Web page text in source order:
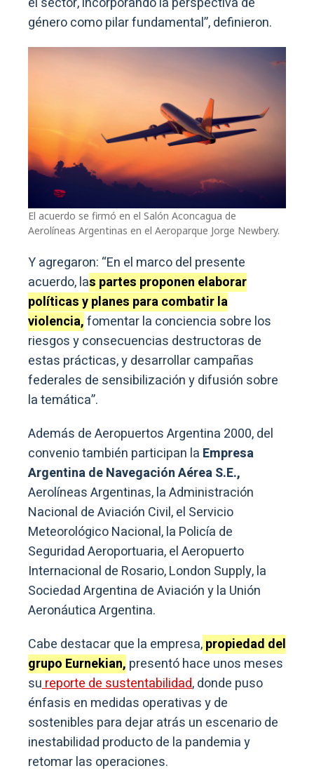
género como pilar fundamental”, definieron.
El acuerdo se firmó en el Salón Aconcagua de
Aerolíneas Argentinas en el Aeroparque Jorge Newbery.
Y agregaron: “En el marco del presente
acuerdo, las partes proponen elaborar
políticas y planes para combatir la
violencia,fomentar la conciencia sobre los
riesgos y consecuencias destructoras de
estas prácticas, y desarrollar campañas
federales de sensibilización y difusión sobre
la temática”.
Además de Aeropuertos Argentina 2000, del
convenio también participan la Empresa
Argentina de Navegación Aérea S.E.,
Aerolíneas Argentinas, la Administración
Nacional de Aviación Civil, el Servicio
Meteorológico Nacional, la Policía de
Seguridad Aeroportuaria, el Aeropuerto
Internacional de Rosario, London Supply, la
Sociedad Argentina de Aviación y la Unión
Aeronáutica Argentina.
Cabe destacar que la empresa,propiedad del
grupo Eurnekian, presentó hace unos meses
sureporte de sustentabilidad, donde puso
énfasis en medidas operativas y de
sostenibles para dejar atrás un escenario de
inestabilidad producto de la pandemia y
retomar las operaciones.